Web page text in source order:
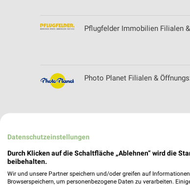
Pflugfelder Immobilien Filialen
Photo Planet Filialen &
pitstop Prospekte und
Datenschutzeinstellungen
Durch Klicken auf die Schaltfläche „Ablehnen“ wird die
beibehalten.
Wir und unsere Partner speichern und/oder greifen auf
Browserspeichern, um personenbezogene Daten zu verarbeiten.